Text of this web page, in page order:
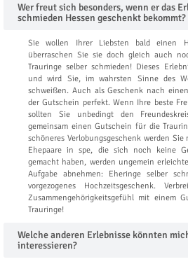
Wer freut sich besonders, wenn er das
schmieden Hessen geschenkt bekommt?
Sie wollen Ihrer Liebsten bald einen
überraschen Sie sie doch gleich auch
Trauringe selber schmieden! Dieses
und wird Sie, im wahrsten Sinne des
schweißen. Auch als Geschenk nach
der Gutschein perfekt. Wenn Ihre beste
sollten Sie unbedingt den
gemeinsam einen Gutschein für die
schöneres Verlobungsgeschenk werden
Ehepaare in spe, die sich noch keine
gemacht haben, werden ungemein
Aufgabe abnehmen: Eheringe selber
vorgezogenes Hochzeitsgeschenk.
Zusammengehörigkeitsgefühl mit einem
Trauringe!
Welche anderen Erlebnisse könnten
interessieren?